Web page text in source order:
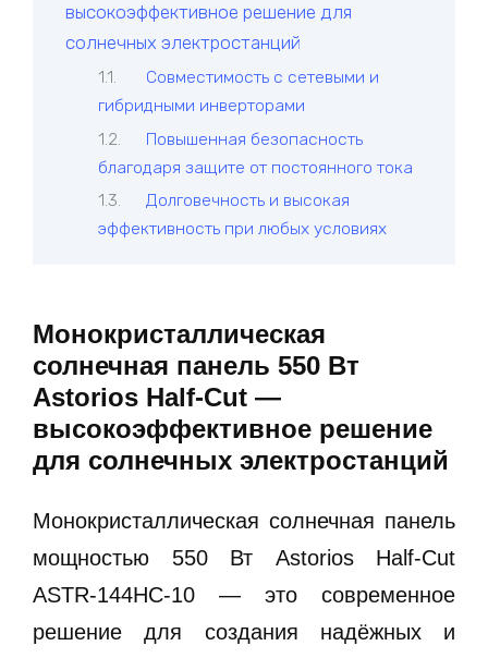
высокоэффективное решение для
солнечных электростанций
Совместимость с сетевыми и
гибридными инверторами
Повышенная безопасность
благодаря защите от постоянного тока
Долговечность и высокая
эффективность при любых условиях
Монокристаллическая
солнечная панель 550 Вт
Astorios Half-Cut —
высокоэффективное решение
для солнечных электростанций
Монокристаллическая солнечная панель
мощностью 550 Вт Astorios Half-Cut
ASTR-144HC-10 — это современное
решение для создания надёжных и